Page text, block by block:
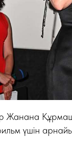
Жанана
үшін